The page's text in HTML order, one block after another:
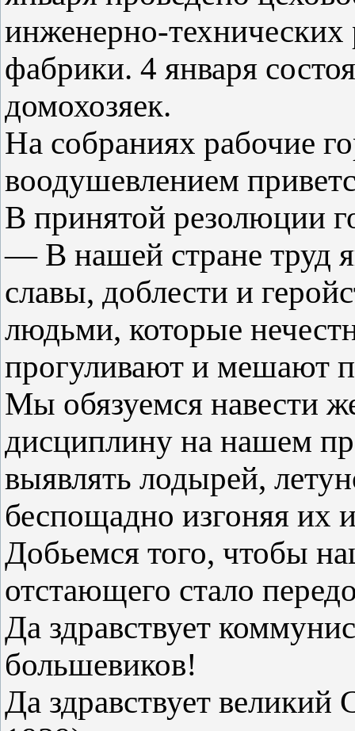
инженерно-
фабрики. 4 января
домохозяек.
На собраниях рабочие
воодушевлением
В принятой резолюции
— В нашей стране труд
славы, доблести и
людьми, которые
прогуливают и мешают
Мы обязуемся навести
дисциплину на нашем
выявлять лодырей,
беспощадно изгоняя их
Добьемся того, чтобы
отстающего стало
Да здравствует
большевиков!
Да здравствует